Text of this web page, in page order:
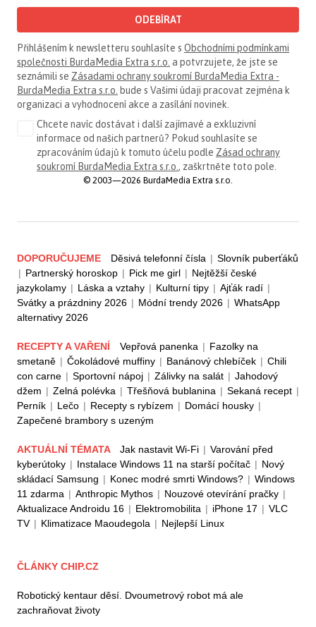
ODEBÍRAT
Přihlášením k newsletteru souhlasíte s Obchodními podmínkami
společnosti BurdaMedia Extra s.r.o. a potvrzujete, že jste se
seznámili se Zásadami ochrany soukromí BurdaMedia Extra -
BurdaMedia Extra s.r.o. bude s Vašimi údaji pracovat zejména k
organizaci a vyhodnocení akce a zasílání novinek.
Chcete navíc dostávat i další zajímavé a exkluzivní
informace od našich partnerů? Pokud souhlasíte se
zpracováním údajů k tomuto účelu podle Zásad ochrany
soukromí BurdaMedia Extra s.r.o., zaškrtněte toto pole.
© 2003—2026 BurdaMedia Extra s.r.o.
DOPORUČUJEME Děsivá telefonní čísla | Slovník puberťáků
| Partnerský horoskop | Pick me girl | Nejtěžší české
jazykolamy | Láska a vztahy | Kulturní tipy | Ajťák radí |
Svátky a prázdniny 2026 | Módní trendy 2026 | WhatsApp
alternativy 2026
RECEPTY A VAŘENÍ Vepřová panenka | Fazolky na
smetaně | Čokoládové muffiny | Banánový chlebíček | Chili
con carne | Sportovní nápoj | Zálivky na salát | Jahodový
džem | Zelná polévka | Třešňová bublanina | Sekaná recept |
Perník | Lečo | Recepty s rybízem | Domácí housky |
Zapečené brambory s uzeným
AKTUÁLNÍ TÉMATA Jak nastavit Wi-Fi | Varování před
kyberútoky | Instalace Windows 11 na starší počítač | Nový
skládací Samsung | Konec modré smrti Windows? | Windows
11 zdarma | Anthropic Mythos | Nouzové otevírání pračky |
Aktualizace Androidu 16 | Elektromobilita | iPhone 17 | VLC
TV | Klimatizace Maoudegola | Nejlepší Linux
ČLÁNKY CHIP.CZ
Robotický kentaur děsí. Dvoumetrový robot má ale
zachraňovat životy